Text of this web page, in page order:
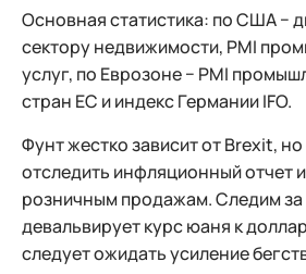
Основная статистика: по США −
сектору недвижимости, PMI
услуг, по Еврозоне − PMI
стран ЕС и индекс Германии IFO.
Фунт жестко зависит от Brexit,
отследить инфляционный отчет
розничным продажам. Следим за
девальвирует курс юаня к
следует ожидать усиление